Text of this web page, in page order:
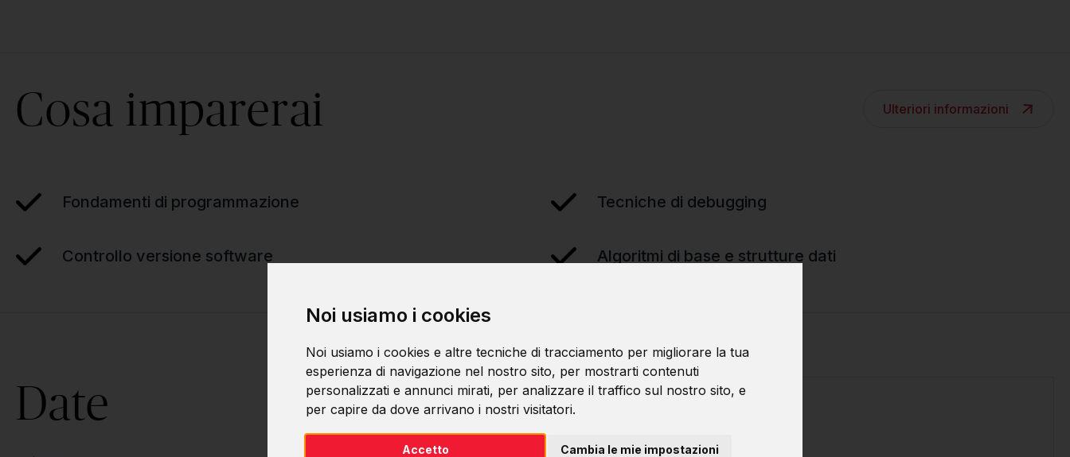
Noi usiamo i cookies
Noi usiamo i cookies e altre tecniche di tracciamento per migliorare la tua
esperienza di navigazione nel nostro sito, per mostrarti contenuti
personalizzati e annunci mirati, per analizzare il traffico sul nostro sito, e
per capire da dove arrivano i nostri visitatori.
Accetto Cambia le mie impostazioni
Cosa imparerai Ulteriori informazioni
Fondamenti di programmazione Tecniche di debugging
Controllo versione software Algoritmi di base e strutture dati
Date